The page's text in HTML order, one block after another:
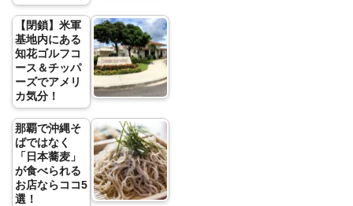
【閉鎖】米軍
基地内にある
知花ゴルフコ
ース＆チッパ
ーズでアメリ
カ気分！
那覇で沖縄そ
ばではなく
「日本蕎麦」
が食べられる
お店ならココ5
選！